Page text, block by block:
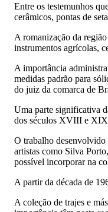
Entre os testemunhos
cerâmicos, pontas de
A romanização da
instrumentos agrícolas,
A importância
medidas padrão para
do juiz da comarca de
Uma parte significativa
dos séculos XVIII e XIX
O trabalho desenvolvido
artistas como Silva
possível incorporar na
A partir da década de
A coleção de trajes e